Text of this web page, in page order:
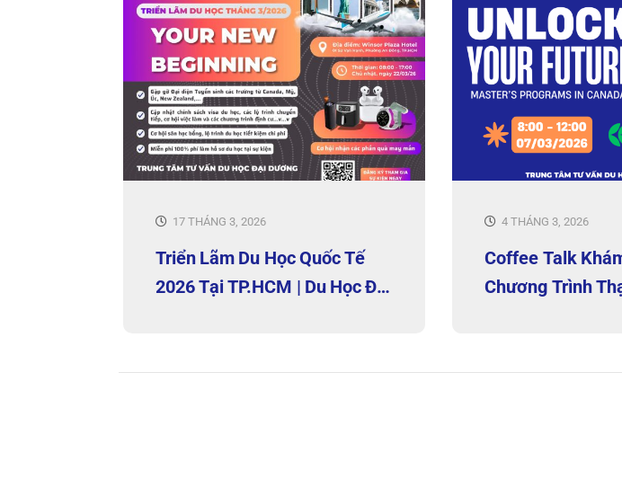
17 THÁNG 3, 2026
Triển Lãm Du Học Quốc Tế
2026 Tại TP.HCM | Du Học Đại
4 THÁNG 3, 2026
Coffee Talk
Chương Trình